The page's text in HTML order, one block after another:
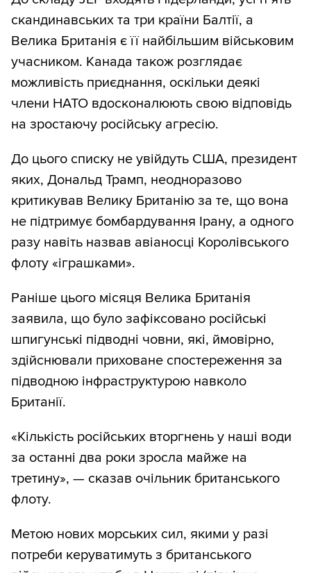
скандинавських та три країни Балтії, а
Велика Британія є її найбільшим військовим
учасником. Канада також розглядає
можливість приєднання, оскільки деякі
члени НАТО вдосконалюють свою відповідь
на зростаючу російську агресію.
До цього списку не увійдуть США, президент
яких, Дональд Трамп, неодноразово
критикував Велику Британію за те, що вона
не підтримує бомбардування Ірану, а одного
разу навіть назвав авіаносці Королівського
флоту «іграшками».
Раніше цього місяця Велика Британія
заявила, що було зафіксовано російські
шпигунські підводні човни, які, ймовірно,
здійснювали приховане спостереження за
підводною інфраструктурою навколо
Британії.
«Кількість російських вторгнень у наші води
за останні два роки зросла майже на
третину», — сказав очільник британського
флоту.
Метою нових морських сил, якими у разі
потреби керуватимуть з британського